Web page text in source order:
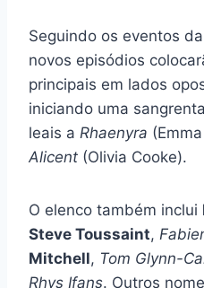
Seguindo os eventos
novos episódios
principais em lados
iniciando uma
leais a Rhaenyra
Alicent (Olivia Cooke).
O elenco também inclui
Steve Toussaint,
Mitchell, Tom Glynn-
Rhys Ifans. Outros